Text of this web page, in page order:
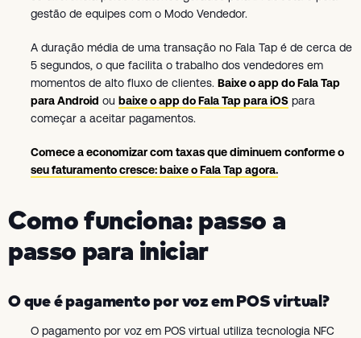
gestão de equipes com o Modo Vendedor.
A duração média de uma transação no Fala Tap é de cerca de
5 segundos, o que facilita o trabalho dos vendedores em
momentos de alto fluxo de clientes. Baixe o app do Fala Tap
para Android ou baixe o app do Fala Tap para iOS para
começar a aceitar pagamentos.
Comece a economizar com taxas que diminuem conforme o
seu faturamento cresce: baixe o Fala Tap agora.
Como funciona: passo a
passo para iniciar
O que é pagamento por voz em POS virtual?
O pagamento por voz em POS virtual utiliza tecnologia NFC